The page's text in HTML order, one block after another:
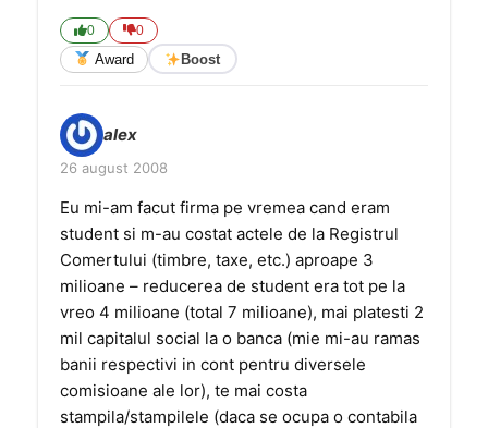
0 0
Award Boost
alex
26 august 2008
Eu mi-am facut firma pe vremea cand eram
student si m-au costat actele de la Registrul
Comertului (timbre, taxe, etc.) aproape 3
milioane – reducerea de student era tot pe la
vreo 4 milioane (total 7 milioane), mai platesti 2
mil capitalul social la o banca (mie mi-au ramas
banii respectivi in cont pentru diversele
comisioane ale lor), te mai costa
stampila/stampilele (daca se ocupa o contabila